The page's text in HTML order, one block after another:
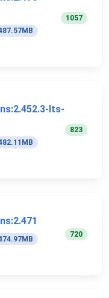
1057
lts-
823
720